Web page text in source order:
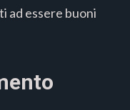
ad essere buoni